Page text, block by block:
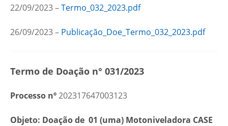
22/09/2023 –Termo_032_2023.pdf
26/09/2023 – Publicação_Doe_Termo_032_2023.pdf
Termo de Doação n° 031/2023
Processo nº202317647003123
Objeto: Doação de 01 (uma) Motoniveladora CASE